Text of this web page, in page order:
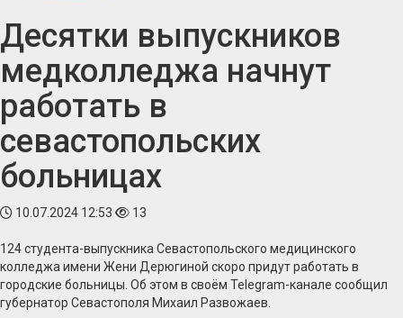
Десятки выпускников
медколледжа начнут
работать в
севастопольских
больницах
10.07.2024 12:53 13
124 студента-выпускника Севастопольского медицинского
колледжа имени Жени Дерюгиной скоро придут работать в
городские больницы. Об этом в своём Telegram-канале сообщил
губернатор Севастополя Михаил Развожаев.